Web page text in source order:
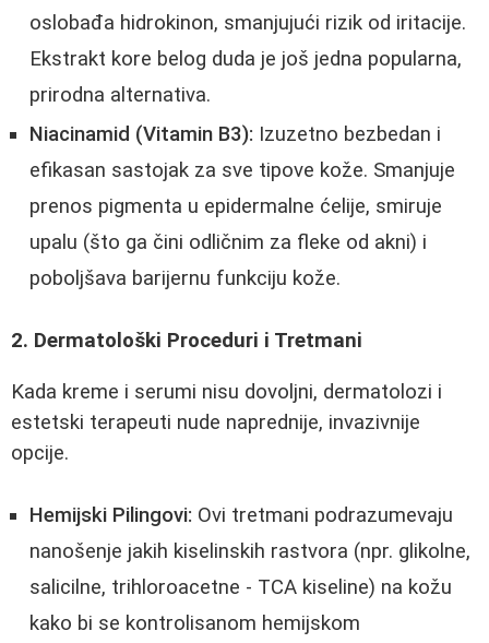
oslobađa hidrokinon, smanjujući rizik od iritacije.
Ekstrakt kore belog duda je još jedna popularna,
prirodna alternativa.
Niacinamid (Vitamin B3): Izuzetno bezbedan i
efikasan sastojak za sve tipove kože. Smanjuje
prenos pigmenta u epidermalne ćelije, smiruje
upalu (što ga čini odličnim za fleke od akni) i
poboljšava barijernu funkciju kože.
2. Dermatološki Proceduri i Tretmani
Kada kreme i serumi nisu dovoljni, dermatolozi i
estetski terapeuti nude naprednije, invazivnije
opcije.
Hemijski Pilingovi: Ovi tretmani podrazumevaju
nanošenje jakih kiselinskih rastvora (npr. glikolne,
salicilne, trihloroacetne - TCA kiseline) na kožu
kako bi se kontrolisanom hemijskom